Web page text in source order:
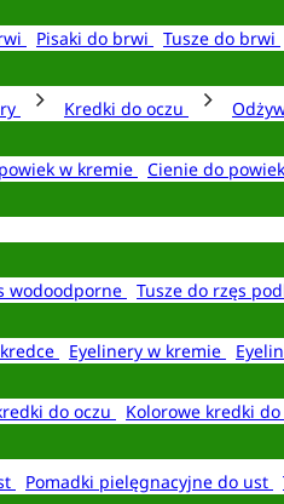
Pisaki do brwi Tusze do brwi
Kredki do oczu
w kremie Cienie do
wodoodporne Tusze do rzęs
Eyelinery w kremie
do oczu
Kolorowe kredki do
Pomadki pielęgnacyjne do ust